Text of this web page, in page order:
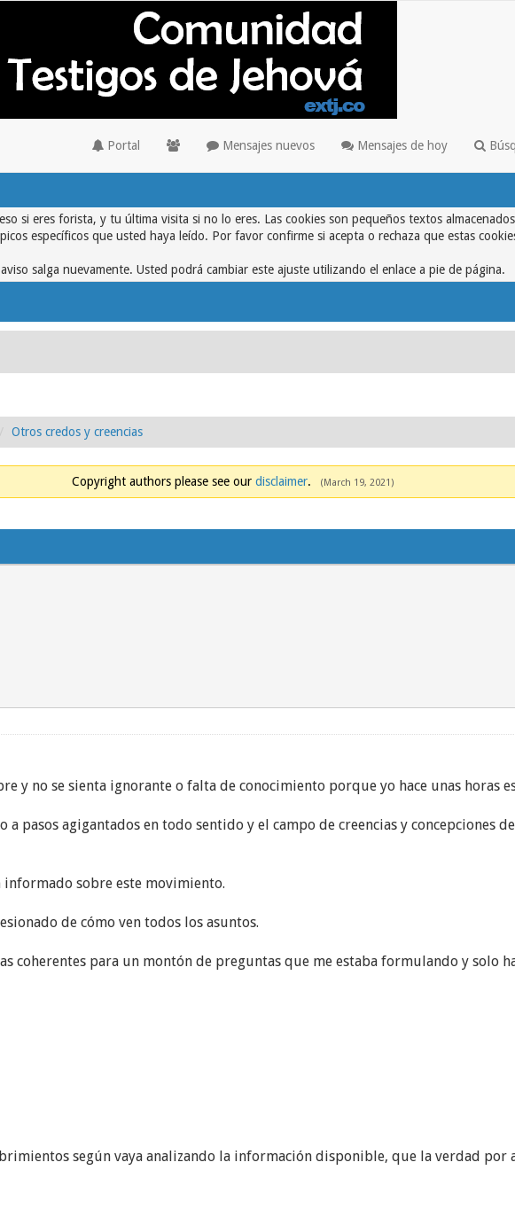
Portal Mensajes nuevos Mensajes de hoy
si eres forista, y tu última visita si no lo eres. Las cookies son pequeños textos
específicos que usted haya leído. Por favor confirme si acepta o rechaza que estas
salga nuevamente. Usted podrá cambiar este ajuste utilizando el enlace a pie de página.
Otros credos y creencias
Copyright authors please see our disclaimer. (March 19, 2021)
y no se sienta ignorante o falta de conocimiento porque yo hace unas horas
a pasos agigantados en todo sentido y el campo de creencias y concepciones
informado sobre este movimiento.
de cómo ven todos los asuntos.
coherentes para un montón de preguntas que me estaba formulando y solo
según vaya analizando la información disponible, que la verdad por